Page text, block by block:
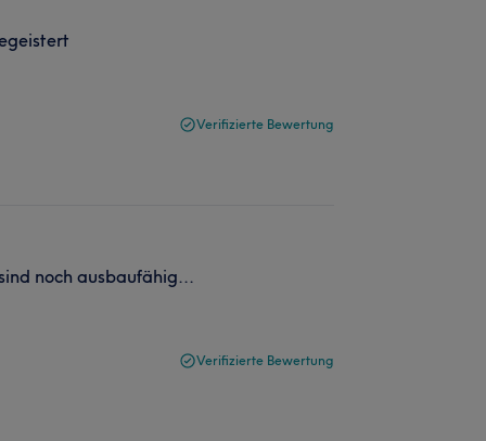
Verifizierte Bewertung
noch ausbaufähig...
Verifizierte Bewertung